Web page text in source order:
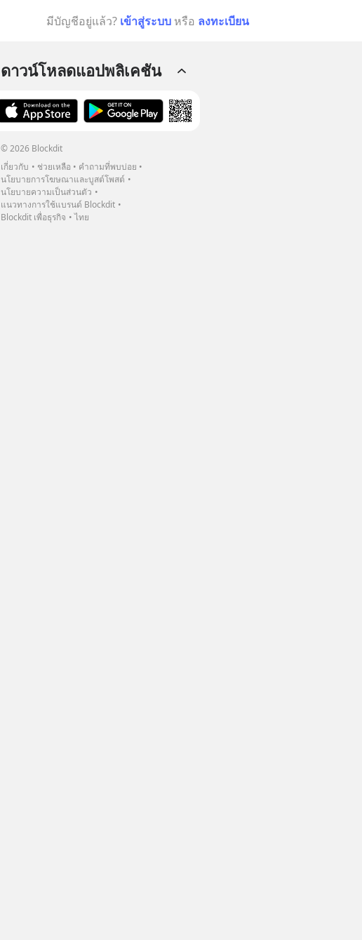
มีบัญชีอยู่แล้ว? เข้าสู่ระบบ หรือ ลงทะเบียน
ดาวน์โหลดแอปพลิเคชัน
© 2026 Blockdit
เกี่ยวกับ
ช่วยเหลือ
คำถามที่พบบ่อย
นโยบายการโฆษณาและบูสต์โพสต์
นโยบายความเป็นส่วนตัว
แนวทางการใช้แบรนด์ Blockdit
Blockdit เพื่อธุรกิจ
ไทย